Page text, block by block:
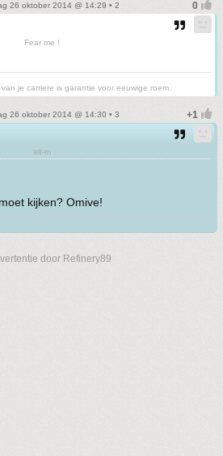
26 oktober 2014 @ 14:29 • 2
Fear me !
je carriere is garantie voor eeuwige roem.
26 oktober 2014 @ 14:30 • 3
alt-m
kijken? Omive!
door Refinery89